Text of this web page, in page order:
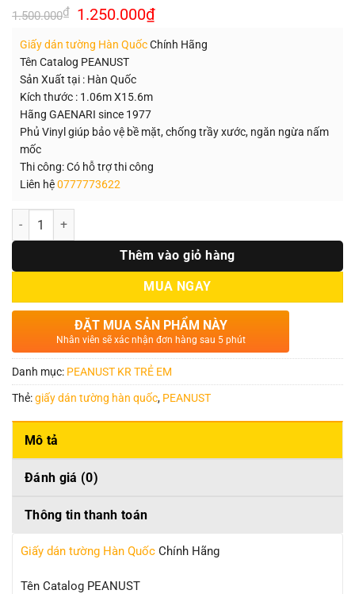
1.500.000₫ Giá
gốc
1.500.000₫.
1.250.000₫Giá
hiện
là:
Giấy dán tường Hàn QuốcChính Hãng
Tên Catalog PEANUST
Sản Xuất tại : Hàn Quốc
Kích thước : 1.06m X15.6m
Hãng GAENARI since 1977
Phủ Vinyl giúp bảo vệ bề mặt, chống trầy xước, ngăn ngừa nấm
mốc
Thi công: Có hỗ trợ thi công
Liên hệ0777773622
Số lượng
Thêm vào giỏ hàng
MUA NGAY
ĐẶT MUA SẢN PHẨM NÀY
Nhân viên sẽ xác nhận đơn hàng sau 5 phút
Danh mục: PEANUST KR TRẺ EM
Thẻ:giấy dán tường hàn quốc, PEANUST
Mô tả
Đánh giá (0)
Thông tin thanh toán
Giấy dán tường Hàn Quốc Chính Hãng
Tên Catalog PEANUST